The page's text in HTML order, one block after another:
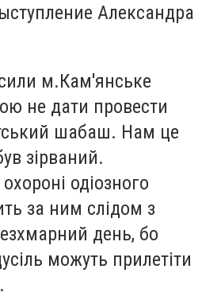
Александра
сили м.Кам'янське
не дати провести
шабаш. Нам це
зірваний.
одіозного
за ним слідом з
день, бо
можуть прилетіти